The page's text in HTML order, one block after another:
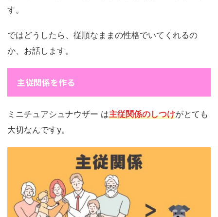
す。
ではどうしたら、従順なままの性格でいてくれるの
か、お話します。
主従関係を作る
ミニチュアシュナウザー は主従関係のしつけがとても
大切なんですy。